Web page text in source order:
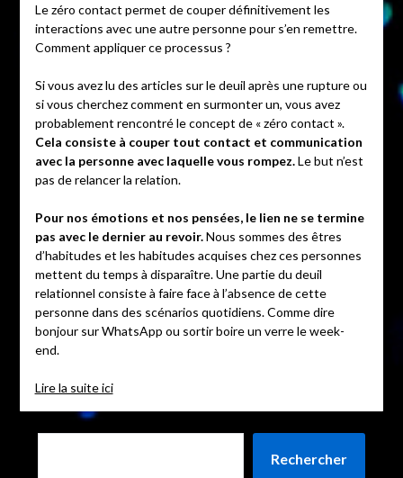
Le zéro contact permet de couper définitivement les
interactions avec une autre personne pour s’en remettre.
Comment appliquer ce processus ?
Si vous avez lu des articles sur le deuil après une rupture ou
si vous cherchez comment en surmonter un, vous avez
probablement rencontré le concept de « zéro contact ».
Cela consiste à couper tout contact et communication
avec la personne avec laquelle vous rompez.Le but n’est
pas de relancer la relation.
Pour nos émotions et nos pensées, le lien ne se termine
pas avec le dernier au revoir.Nous sommes des êtres
d’habitudes et les habitudes acquises chez ces personnes
mettent du temps à disparaître. Une partie du deuil
relationnel consiste à faire face à l’absence de cette
personne dans des scénarios quotidiens. Comme dire
bonjour sur WhatsApp ou sortir boire un verre le week-
end.
Lire la suite ici
Rechercher